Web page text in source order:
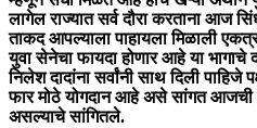
लागेल राज्यात सर्व दौरा करताना आज
ताकद आपल्याला पाहायला मिळाली
युवा सेनेचा फायदा होणार आहे या भागाचे
निलेश दादांना सर्वांनी साथ दिली पाहिजे
फार मोठे योगदान आहे असे सांगत आजची
असल्याचे सांगितले.